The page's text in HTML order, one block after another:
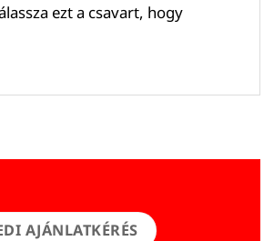
ezt a csavart, hogy
AJÁNLATKÉRÉS